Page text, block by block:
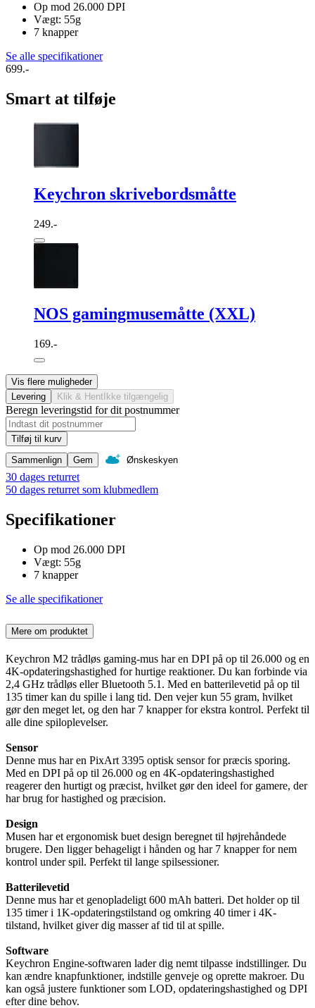
Op mod 26.000 DPI
Vægt: 55g
7 knapper
Se alle specifikationer
699.-
Smart at tilføje
Keychron skrivebordsmåtte
249.-
NOS gamingmusemåtte (XXL)
169.-
Vis flere muligheder
Levering
Klik & Hent Ikke tilgængelig
Beregn leveringstid for dit postnummer
Tilføj til kurv
Sammenlign
Gem Ønskeskyen
30 dages returret
50 dages returret som klubmedlem
Specifikationer
Op mod 26.000 DPI
Vægt: 55g
7 knapper
Se alle specifikationer
Mere om produktet
Keychron M2 trådløs gaming-mus har en DPI på op til 26.000 og en
4K-opdateringshastighed for hurtige reaktioner. Du kan forbinde via
2,4 GHz trådløs eller Bluetooth 5.1. Med en batterilevetid på op til
135 timer kan du spille i lang tid. Den vejer kun 55 gram, hvilket
gør den meget let, og den har 7 knapper for ekstra kontrol. Perfekt til
alle dine spiloplevelser.
Sensor
Denne mus har en PixArt 3395 optisk sensor for præcis sporing.
Med en DPI på op til 26.000 og en 4K-opdateringshastighed
reagerer den hurtigt og præcist, hvilket gør den ideel for gamere, der
har brug for hastighed og præcision.
Design
Musen har et ergonomisk buet design beregnet til højrehåndede
brugere. Den ligger behageligt i hånden og har 7 knapper for nem
kontrol under spil. Perfekt til lange spilsessioner.
Batterilevetid
Denne mus har et genopladeligt 600 mAh batteri. Det holder op til
135 timer i 1K-opdateringstilstand og omkring 40 timer i 4K-
tilstand, hvilket giver dig masser af tid til at spille.
Software
Keychron Engine-softwaren lader dig nemt tilpasse indstillinger. Du
kan ændre knapfunktioner, indstille genveje og oprette makroer. Du
kan også justere funktioner som LOD, opdateringshastighed og DPI
efter dine behov.